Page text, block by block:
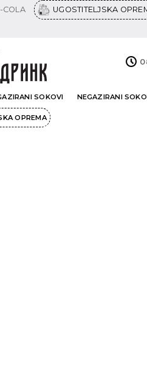
COLA UGOSTITELJSKA
SOKOVI NEGAZIRANI
OPREMA